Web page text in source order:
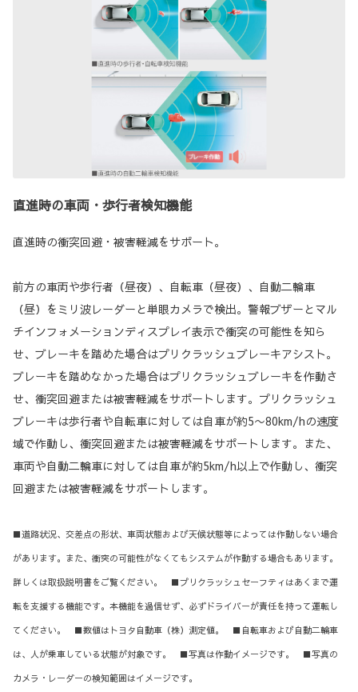
直進時の車両・歩行者検知機能
直進時の衝突回避・被害軽減をサポート。
前方の車両や歩行者（昼夜）、自転車（昼夜）、自動二輪車
（昼）をミリ波レーダーと単眼カメラで検出。警報ブザーとマル
チインフォメーションディスプレイ表示で衝突の可能性を知ら
せ、ブレーキを踏めた場合はプリクラッシュブレーキアシスト。
ブレーキを踏めなかった場合はプリクラッシュブレーキを作動さ
せ、衝突回避または被害軽減をサポートします。プリクラッシュ
ブレーキは歩行者や自転車に対しては自車が約5〜80km/hの速度
域で作動し、衝突回避または被害軽減をサポートします。また、
車両や自動二輪車に対しては自車が約5km/h以上で作動し、衝突
回避または被害軽減をサポートします。
■道路状況、交差点の形状、車両状態および天候状態等によっては作動しない場合
があります。また、衝突の可能性がなくてもシステムが作動する場合もあります。
詳しくは取扱説明書をご覧ください。 ■プリクラッシュセーフティはあくまで運
転を支援する機能です。本機能を過信せず、必ずドライバーが責任を持って運転し
てください。 ■数値はトヨタ自動車（株）測定値。 ■自転車および自動二輪車
は、人が乗車している状態が対象です。 ■写真は作動イメージです。 ■写真の
カメラ・レーダーの検知範囲はイメージです。